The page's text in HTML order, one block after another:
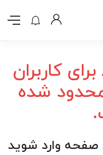
کاربران
شده
صفحه وارد شوید